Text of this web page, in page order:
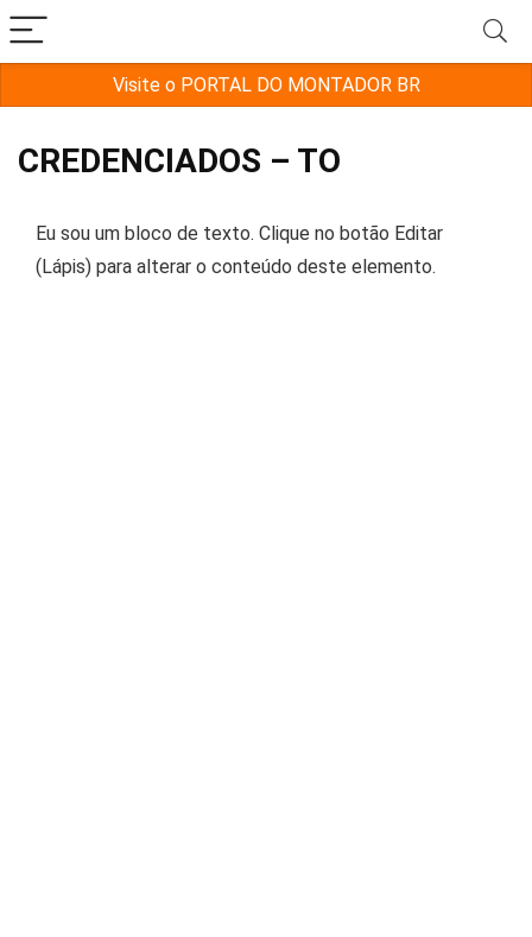
Visite o PORTAL DO MONTADOR BR
CREDENCIADOS – TO
Eu sou um bloco de texto. Clique no botão Editar
(Lápis) para alterar o conteúdo deste elemento.